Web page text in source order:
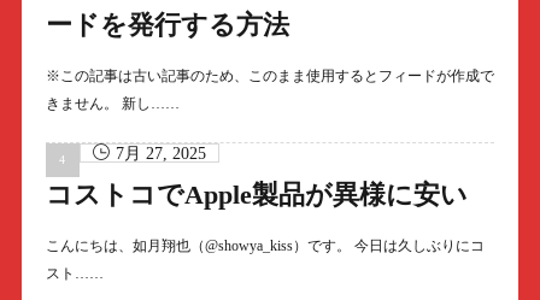
ードを発行する方法
※この記事は古い記事のため、このまま使用するとフィードが作成で
きません。 新し……
7月 27, 2025
コストコでApple製品が異様に安い
こんにちは、如月翔也（@showya_kiss）です。 今日は久しぶりにコ
スト……